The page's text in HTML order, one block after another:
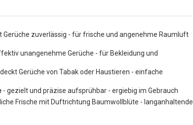
Gerüche zuverlässig - für frische und angenehme Raumluft
unangenehme Gerüche - für Bekleidung und
Gerüche von Tabak oder Haustieren - einfache
- gezielt und präzise aufsprühbar - ergiebig im Gebrauch
Frische mit Duftrichtung Baumwollblüte - langanhaltende